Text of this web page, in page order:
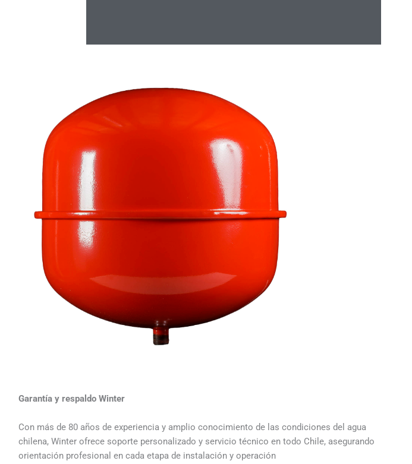
Garantía y respaldo Winter
Con más de 80 años de experiencia y amplio conocimiento de las condiciones del agua
chilena, Winter ofrece soporte personalizado y servicio técnico en todo Chile, asegurando
orientación profesional en cada etapa de instalación y operación